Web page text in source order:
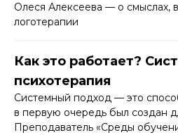
Олеся Алексеева — о смыслах,
логотерапии
Как это работает?
психотерапия
Системный подход — это
в первую очередь был создан
Преподаватель «Среды